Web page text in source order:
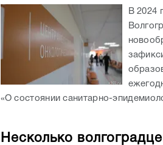
В 2024
«О состоянии санитарно-
Несколько